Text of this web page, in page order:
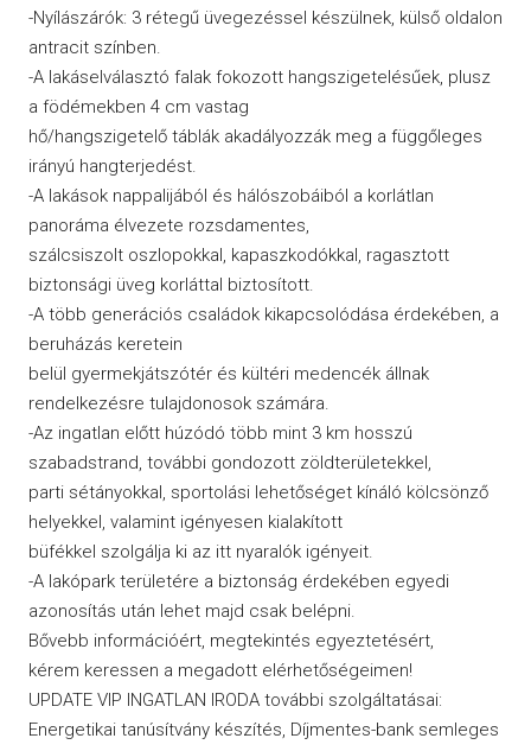
-Nyílászárók: 3 rétegű üvegezéssel készülnek, külső oldalon
antracit színben.
-A lakáselválasztó falak fokozott hangszigetelésűek, plusz
a födémekben 4 cm vastag
hő/hangszigetelő táblák akadályozzák meg a függőleges
irányú hangterjedést.
-A lakások nappalijából és hálószobáiból a korlátlan
panoráma élvezete rozsdamentes,
szálcsiszolt oszlopokkal, kapaszkodókkal, ragasztott
biztonsági üveg korláttal biztosított.
-A több generációs családok kikapcsolódása érdekében, a
beruházás keretein
belül gyermekjátszótér és kültéri medencék állnak
rendelkezésre tulajdonosok számára.
-Az ingatlan előtt húzódó több mint 3 km hosszú
szabadstrand, további gondozott zöldterületekkel,
parti sétányokkal, sportolási lehetőséget kínáló kölcsönző
helyekkel, valamint igényesen kialakított
büfékkel szolgálja ki az itt nyaralók igényeit.
-A lakópark területére a biztonság érdekében egyedi
azonosítás után lehet majd csak belépni.
Bővebb információért, megtekintés egyeztetésért,
kérem keressen a megadott elérhetőségeimen!
UPDATE VIP INGATLAN IRODA további szolgáltatásai:
Energetikai tanúsítvány készítés, Díjmentes-bank semleges